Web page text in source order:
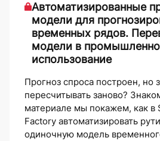
Автоматизированные
модели для
временных рядов.
модели в
использование
Прогноз спроса построен, но
пересчитывать заново?
материале мы покажем, как в
Factory автоматизировать
одиночную модель